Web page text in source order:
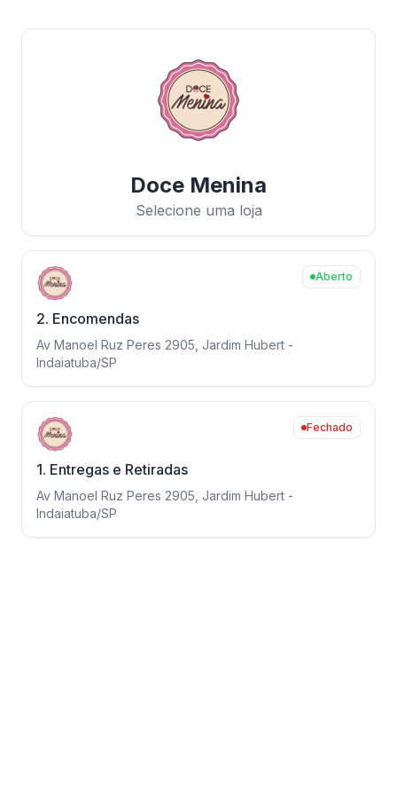
Doce Menina
Selecione uma loja
Aberto
2. Encomendas
Av Manoel Ruz Peres 2905, Jardim Hubert -
Indaiatuba/SP
Fechado
1. Entregas e Retiradas
Av Manoel Ruz Peres 2905, Jardim Hubert -
Indaiatuba/SP